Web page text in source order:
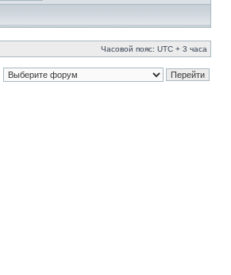
Часовой пояс: UTC + 3 часа